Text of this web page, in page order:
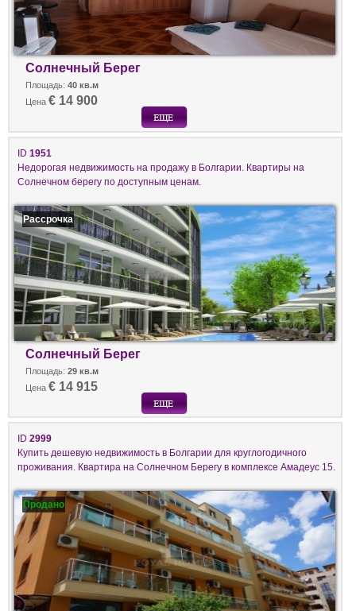
Солнечный Берег
Площадь: 40 кв.м
Цена € 14 900
ID 1951
Недорогая недвижимость на продажу в Болгарии. Квартиры на
Солнечном берегу по доступным ценам.
Рассрочка
Солнечный Берег
Площадь: 29 кв.м
Цена € 14 915
ID 2999
Купить дешевую недвижимость в Болгарии для круглогодичного
проживания. Квартира на Солнечном Берегу в комплексе Амадеус 15.
Продано